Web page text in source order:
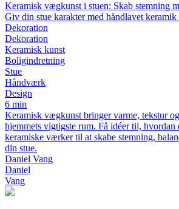
Keramisk vægkunst i stuen: Skab stemning
Giv din stue karakter med håndlavet
Dekoration
Dekoration
Keramisk kunst
Boligindretning
Stue
Håndværk
Design
6 min
Keramisk vægkunst bringer varme, tekstur
hjemmets vigtigste rum. Få idéer til, hvordan
keramiske værker til at skabe stemning,
din stue.
Daniel Vang
Daniel
Vang